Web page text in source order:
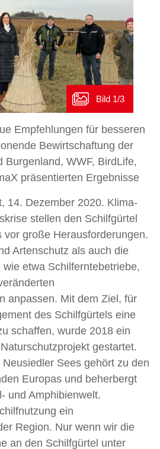
Empfehlungen für besseren
Bewirtschaftung der
Burgenland, WWF, BirdLife,
präsentierten Ergebnisse
14. Dezember 2020. Klima-
stellen den Schilfgürtel
vor große Herausforderungen.
Artenschutz als auch die
etwa Schilferntebetriebe,
anpassen. Mit dem Ziel, für
des Schilfgürtels eine
schaffen, wurde 2018 ein
gestartet.
Sees gehört zu den
Europas und beherbergt
und Amphibienwelt.
ein
Region. Nur wenn wir die
an den Schilfgürtel unter